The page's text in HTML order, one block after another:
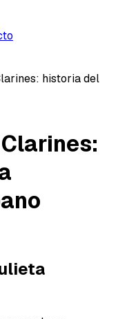
historia del